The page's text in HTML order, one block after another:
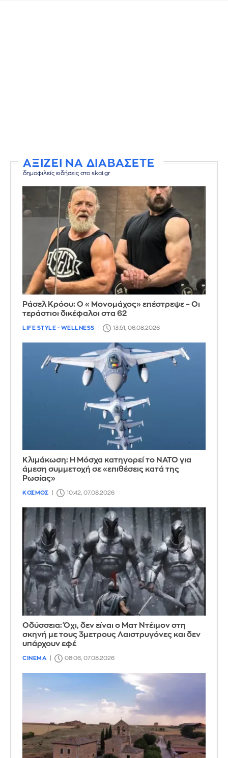
ΑΞΙΖΕΙ ΝΑ ΔΙΑΒΑΣΕΤΕ
δημοφιλείς ειδήσεις στο skai.gr
Ράσελ Κρόου: Ο «Μονομάχος» επέστρεψε – Οι
τεράστιοι δικέφαλοι στα 62
LIFE STYLE - WELLNESS 13:51, 06.08.2026
Κλιμάκωση: Η Μόσχα κατηγορεί το ΝΑΤΟ για
άμεση συμμετοχή σε «επιθέσεις κατά της
Ρωσίας»
ΚΟΣΜΟΣ 10:42, 07.08.2026
Οδύσσεια: Όχι, δεν είναι ο Ματ Ντέιμον στη
σκηνή με τους 3μετρους Λαιστρυγόνες και δεν
υπάρχουν εφέ
CINEMA 08:06, 07.08.2026